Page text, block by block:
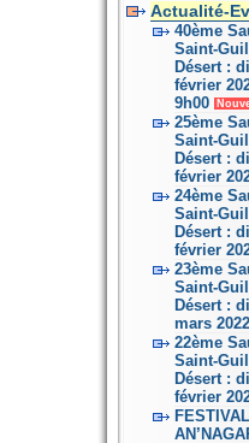
Actualité-
40ème
Saint-
Désert :
février
9h00
25ème
Saint-
Désert :
février
24ème
Saint-
Désert :
février
23ème
Saint-
Désert :
mars
22ème
Saint-
Désert :
février
FESTIVAL